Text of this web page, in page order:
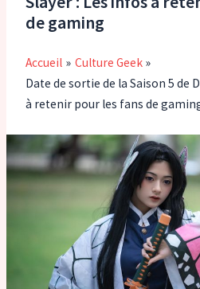
de gaming
Accueil
Culture Geek
Date de sortie de la Saison 5 de
à retenir pour les fans de